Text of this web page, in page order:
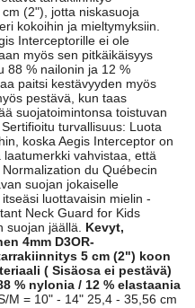
(2"), jotta niskasuoja
kokoihin ja mieltymyksiin.
Interceptorille ei ole
myös sen pitkäikäisyys
88 % nailonin ja 12 %
paitsi kestävyyden myös
pestävä, kun taas
suojatoimintonsa toistuvan
turvallisuus: Luota
koska Aegis Interceptor on
vahvistaa, että
du Québecin
suojan jokaiselle
luottavaisin mielin -
Neck Guard for Kids
suojan jäällä. Kevyt,
4mm D3OR-
5 cm (2") koon
( Sisäosa ei pestävä)
% nylonia / 12 % elastaania
M = 10" - 14" 25,4 - 35,56 cm